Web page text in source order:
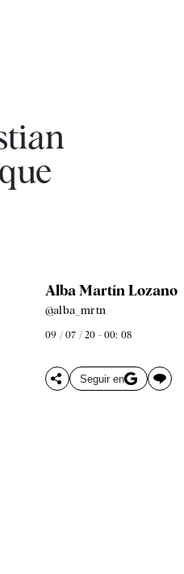
Alba Martín Lozano
@alba_mrtn
09 / 07 / 20 - 00: 08
Seguir en